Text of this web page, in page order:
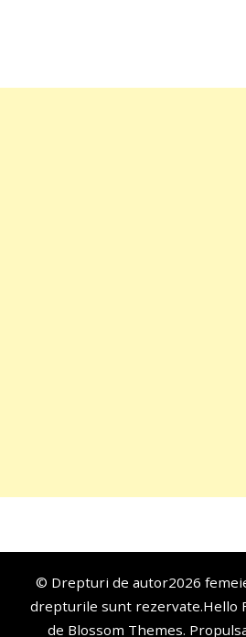
© Drepturi de autor2026
drepturile sunt rezervate.Hello
de Blossom Themes.